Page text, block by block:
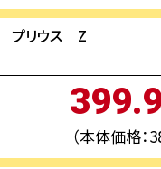
タ プリウス Z 【
399.9
（本体価格：